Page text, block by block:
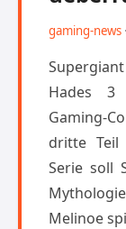
gaming-news
Hades 3
Gaming-
dritte Teil
Serie soll
Melinoe